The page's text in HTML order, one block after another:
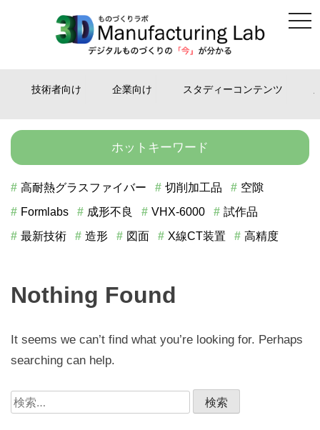
技術者向け 企業向け スタディーコンテンツ
ホットキーワード
高耐熱グラスファイバー 切削加工品
空隙
Formlabs
成形不良 VHX-6000
試作品
最新技術
造形 図面 X線CT装置 高精度
Nothing Found
It seems we can’t find what you’re looking for. Perhaps
searching can help.
検
索: